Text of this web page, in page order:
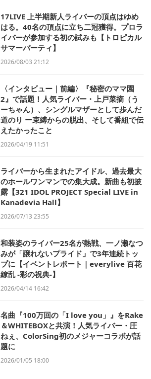
17LIVE 上半期新人ライバーの頂点はゆめ
はる。40名の頂点に立ち二冠獲得。プロラ
イバーが参加する初の試みも【トロピカル
サマーパーティ】
2026/08/03 21:12
〈インタビュー｜前編〉『秘密のママ園
2』で話題！人気ライバー・上戸菜摘（う
ーちゃん）、シングルマザーとして歩んだ
道のり ー束縛からの脱出、そして番組で伝
えたかったこと
2026/04/19 11:51
ライバーから生まれたアイドル、過去最大
のホールワンマンでの集大成。新曲も初披
露【321 IDOL PROJECT Special LIVE in
Kanadevia Hall】
2026/07/13 23:55
和装姿のライバー25名が熱戦、一ノ瀬なつ
みが「譲れないプライド」で3年連続トッ
プに【イベントレポート｜everylive 百花
繚乱 -彩の祝典-】
2026/04/14 16:42
名曲『100万回の「I love you」』をRake
＆WHITEBOXと共演！人気ライバー・圧
ねぇ、ColorSing初のメジャーコラボが話
題に
2026/01/05 18:00